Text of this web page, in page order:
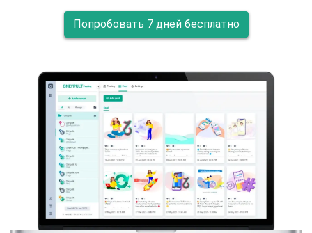
Попробовать 7 дней бесплатно